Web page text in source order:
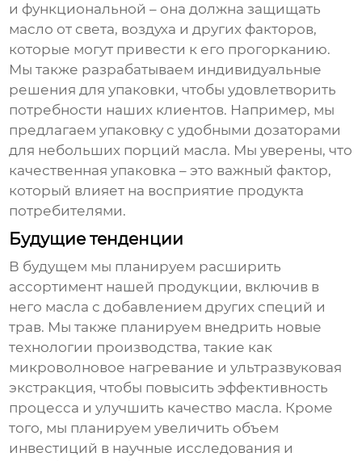
и функциональной – она должна защищать
масло от света, воздуха и других факторов,
которые могут привести к его прогорканию.
Мы также разрабатываем индивидуальные
решения для упаковки, чтобы удовлетворить
потребности наших клиентов. Например, мы
предлагаем упаковку с удобными дозаторами
для небольших порций масла. Мы уверены, что
качественная упаковка – это важный фактор,
который влияет на восприятие продукта
потребителями.
Будущие тенденции
В будущем мы планируем расширить
ассортимент нашей продукции, включив в
него масла с добавлением других специй и
трав. Мы также планируем внедрить новые
технологии производства, такие как
микроволновое нагревание и ультразвуковая
экстракция, чтобы повысить эффективность
процесса и улучшить качество масла. Кроме
того, мы планируем увеличить объем
инвестиций в научные исследования и